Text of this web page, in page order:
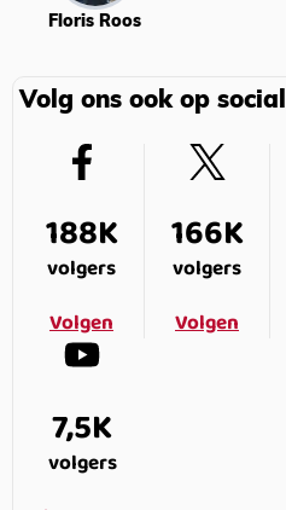
Floris Roos
Volg ons ook op social
188K
volgers
Volgen
166K
volgers
Volgen
7,5K
volgers